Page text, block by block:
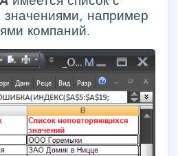
значениями, например
компаний.